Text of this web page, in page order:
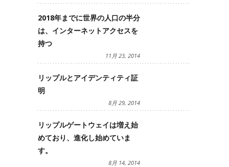
2018年までに世界の人口の半分
は、インターネットアクセスを
持つ
11月 23, 2014
リップルとアイデンティティ証
明
8月 29, 2014
リップルゲートウェイは増え始
めており、進化し始めていま
す。
8月 14, 2014